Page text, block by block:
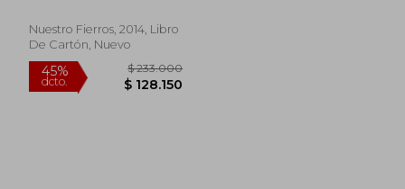
Nuestro Fierros, 2014, Libro
De Cartón, Nuevo